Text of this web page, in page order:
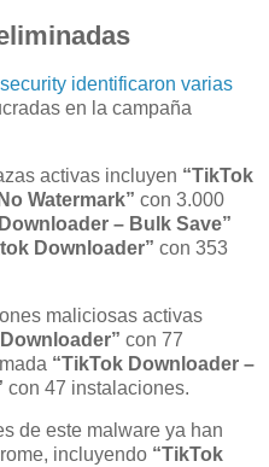
identificaron varias
en la campaña
activas incluyen “TikTok
Watermark” con 3.000
– Bulk Save”
Downloader” con 353
maliciosas activas
con 77
“TikTok Downloader –
con 47 instalaciones.
de este malware ya han
incluyendo “TikTok